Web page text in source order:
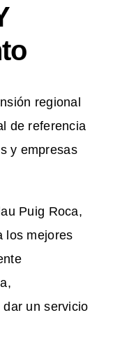
regional
de referencia
y empresas
Puig Roca,
los mejores
un servicio